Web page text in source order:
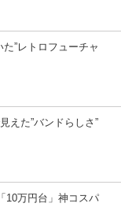
”レトロフューチャ
えた”バンドらしさ”
10万円台」神コスパ